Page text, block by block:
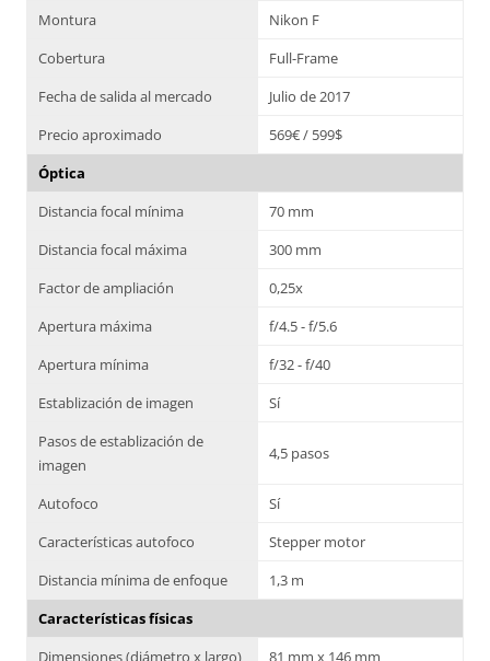
Montura
Nikon F
Cobertura
Full-Frame
Fecha de salida al mercado
Julio de 2017
Precio aproximado
569€ / 599$
Óptica
Distancia focal mínima
70 mm
Distancia focal máxima
300 mm
Factor de ampliación
0,25x
Apertura máxima
f/4.5 - f/5.6
Apertura mínima
f/32 - f/40
Establización de imagen
Sí
Pasos de establización de
imagen
4,5 pasos
Autofoco
Sí
Características autofoco
Stepper motor
Distancia mínima de enfoque
1,3 m
Características físicas
Dimensiones (diámetro x largo)
81 mm x 146 mm